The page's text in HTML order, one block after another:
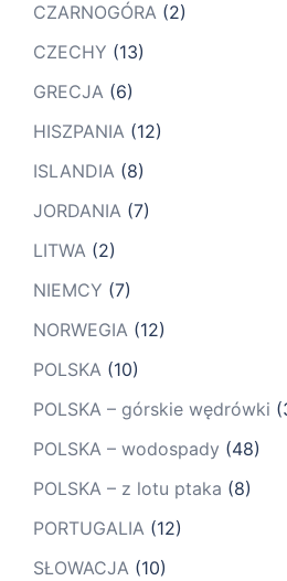
CZARNOGÓRA (2)
CZECHY (13)
GRECJA (6)
HISZPANIA (12)
ISLANDIA (8)
JORDANIA (7)
LITWA (2)
NIEMCY (7)
NORWEGIA (12)
POLSKA (10)
POLSKA – górskie wędrówki
POLSKA – wodospady (48)
POLSKA – z lotu ptaka (8)
PORTUGALIA (12)
SŁOWACJA (10)